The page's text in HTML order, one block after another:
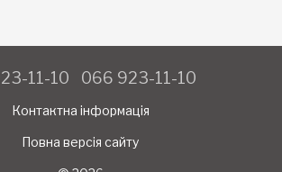
11-10 066 923-11-10
Контактна інформація
Повна версія сайту